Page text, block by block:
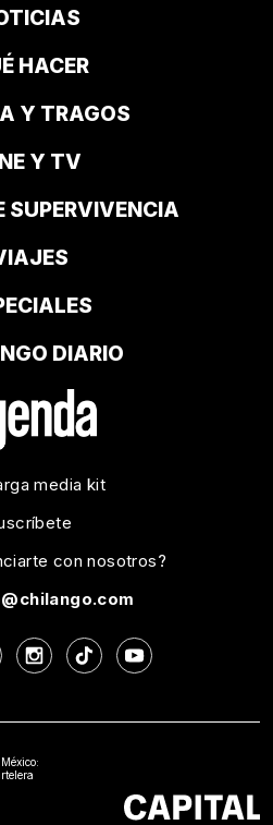
HACER
Y TRAGOS
Y TV
SUPERVIVENCIA
DIARIO
media kit
con nosotros?